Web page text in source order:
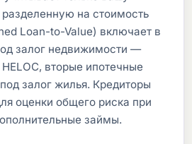
на стоимость
Loan-to-Value) включает в
залог недвижимости —
вторые ипотечные
залог жилья. Кредиторы
оценки общего риска при
займы.